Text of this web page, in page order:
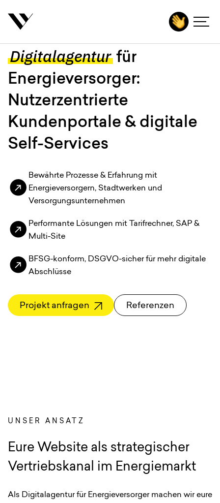
Agentur
Technologien
Branchen
Insights
Kontakt
Anfrage
Digitalagentur für
Energieversorger:
Nutzerzentrierte
Kundenportale & digitale
Self-Services
Bewährte Prozesse & Erfahrung mit
Energieversorgern, Stadtwerken und
Versorgungs­unternehmen
Performante Lösungen mit Tarifrechner, SAP &
Multi-Site
BFSG-konform, DSGVO-sicher für mehr digitale
Abschlüsse
Projekt anfragen Referenzen
UNSER ANSATZ
Eure Website als strategischer
Vertriebskanal im Energiemarkt
Als Digitalagentur für Energieversorger machen wir eure